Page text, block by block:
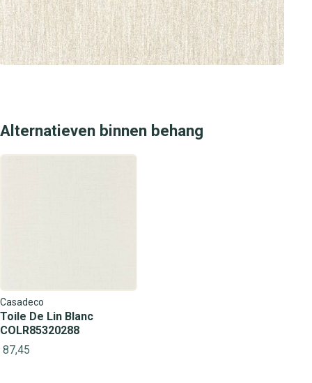
winkels en laat je adviseren door onze experts. Bij
behangplaza vind je altijd het juiste behang voor jouw
interieurwensen, met de beste service en een ruime
keuze aan designs. Bezoek een van onze winkels en geef
Alternatieven binnen behang
Casadeco
Toile De Lin Blanc
COLR85320288
87,45